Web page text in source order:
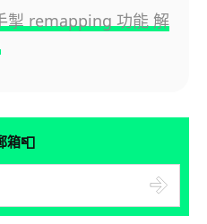
掣 remapping 功能 解
箱📮